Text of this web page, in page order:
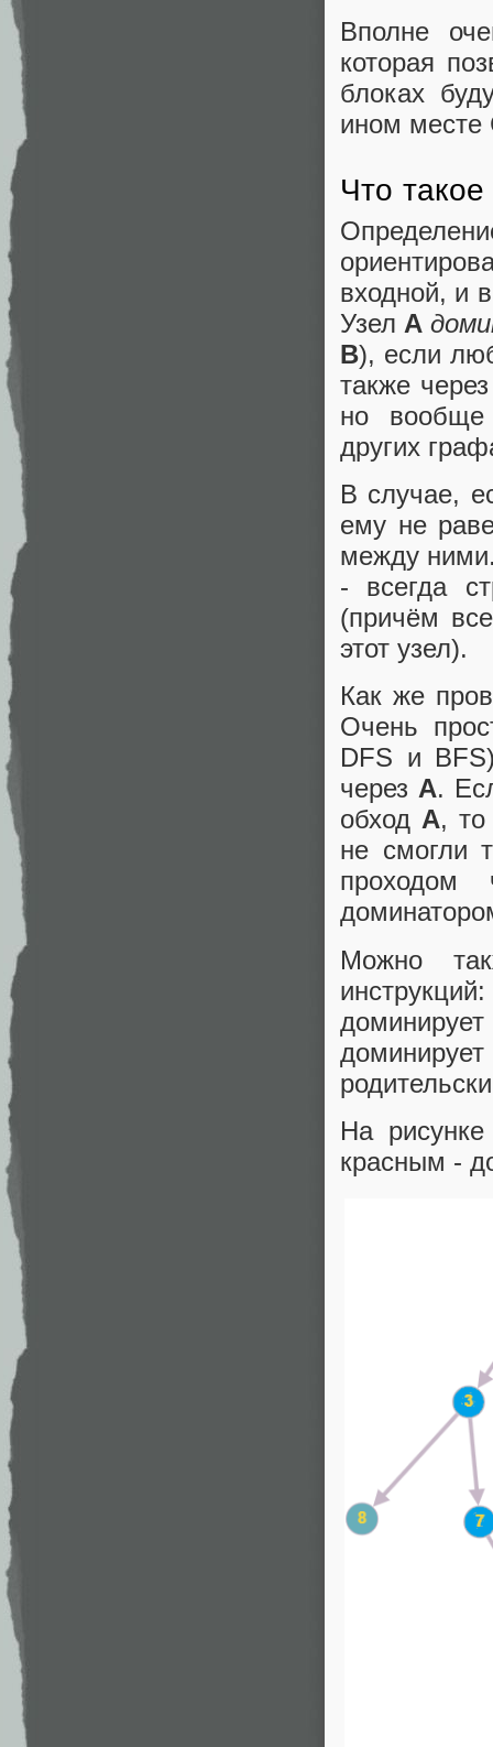
Вполне
которая
блоках
ином месте
Что
входной, и
Узел A
B), если
также
но вообще
других
В случае,
ему не
между
- всегда
(причём
этот узел).
Как же
Очень
DFS и
через A.
обход A,
не смогли
Можно
доминирует
На
красным -